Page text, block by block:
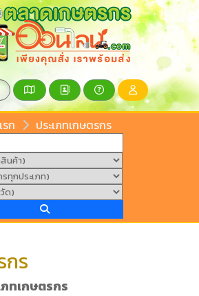
ก ประเภทเกษตรกร
กร
ทเกษตรกร